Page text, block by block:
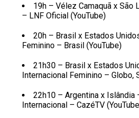
19h – Vélez Camaquã x São
– LNF Oficial (YouTube)
20h – Brasil x Estados
Feminino – Brasil (YouTube)
21h30 – Brasil x Estados
Internacional Feminino – Globo,
22h10 – Argentina x Islândia
Internacional – CazéTV